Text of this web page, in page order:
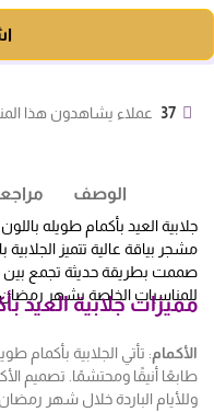
37 عملاء يشاهدون هذا
الوصف مراجعات
جلابية العيد بأكمام طويله
مشجر بياقة عالية تتميز
صممت بطريقة حديثة تجمع بين
للمناسبات الخاصة بشهر رمضان
مميزات جلابية العيد
الأكمام: تأتي الجلابية بأكمام
طابعًا أنيقًا ومحتشمًا. تصميم
وللأيام الباردة خلال شهر رمضان